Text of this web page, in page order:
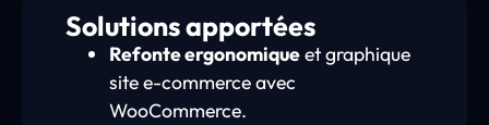
Solutions apportées
Refonte ergonomiqueet graphique
site e-commerce avec
WooCommerce.